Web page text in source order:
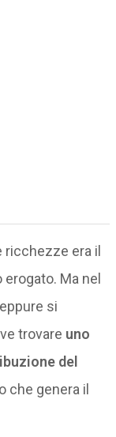
ricchezze era il
Ma nel
si
trovare uno
del
che genera il